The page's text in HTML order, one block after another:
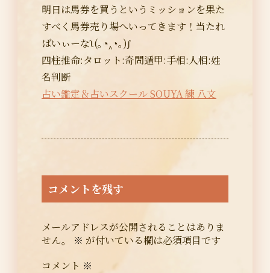
明日は馬券を買うというミッションを果た
すべく馬券売り場へいってきます！当たれ
ばいぃーなʅ(｡◔‸◔｡)ʃ
四柱推命:タロット:奇問遁甲:手相:人相:姓
名判断
占い鑑定＆占いスクール SOUYA 練 八文
コメントを残す
メールアドレスが公開されることはありま
せん。
※ が付いている欄は必須項目です
コメント ※